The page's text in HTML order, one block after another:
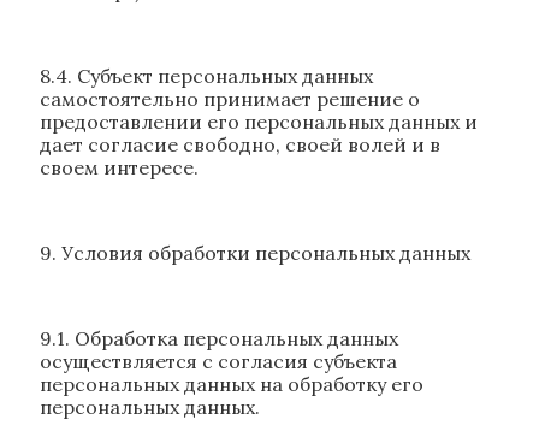
8.4. Субъект персональных данных
самостоятельно принимает решение о
предоставлении его персональных данных и
дает согласие свободно, своей волей и в
своем интересе.
9. Условия обработки персональных данных
9.1. Обработка персональных данных
осуществляется с согласия субъекта
персональных данных на обработку его
персональных данных.